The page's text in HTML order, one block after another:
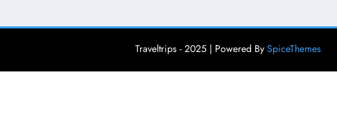
Traveltrips - 2025 | Powered By SpiceThemes